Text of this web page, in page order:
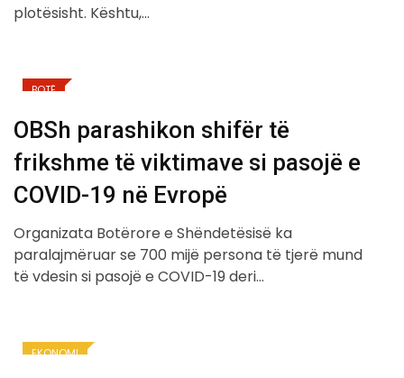
plotësisht. Kështu,…
BOTË
OBSh parashikon shifër të
frikshme të viktimave si pasojë e
COVID-19 në Evropë
Organizata Botërore e Shëndetësisë ka
paralajmëruar se 700 mijë persona të tjerë mund
të vdesin si pasojë e COVID-19 deri…
EKONOMI